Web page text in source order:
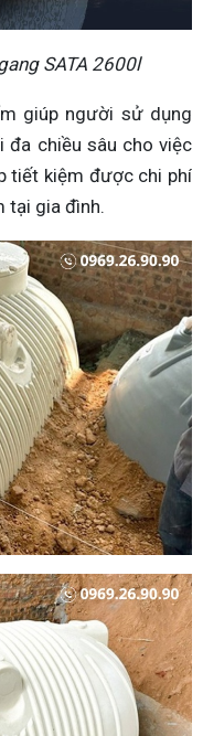
SATA 2600l
giúp người sử dụng
chiều sâu cho việc
tiết kiệm được chi phí
tại gia đình.